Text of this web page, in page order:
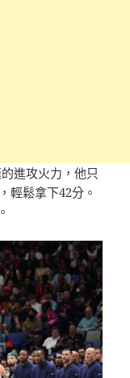
進攻火力，他只
輕鬆拿下42分。